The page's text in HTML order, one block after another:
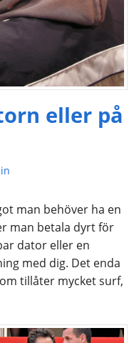
eller på
man behöver ha en
man betala dyrt för
dator eller en
med dig. Det enda
tillåter mycket surf,